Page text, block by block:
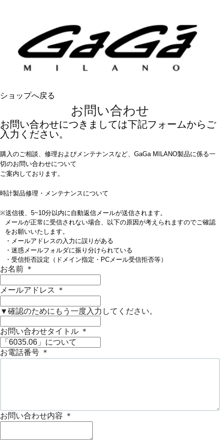
ショップへ戻る
お問い合わせ
お問い合わせにつきましては下記フォームからご
入力ください。
購入のご相談、修理およびメンテナンスなど、GaGa MILANO製品に係る一
切のお問い合わせについて
ご案内しております。
時計製品修理・メンテナンスについて
※送信後、5~10分以内に自動返信メールが送信されます。
メールが正常に受信されない場合、以下の原因が考えられますのでご確認
をお願いいたします。
・メールアドレスの入力に誤りがある
・迷惑メールフォルダに振り分けられている
・受信拒否設定（ドメイン指定・PCメール受信拒否等）
お名前 ＊
メールアドレス ＊
▼確認のためにもう一度入力してください。
お問い合わせタイトル ＊
お電話番号 ＊
お問い合わせ内容 ＊